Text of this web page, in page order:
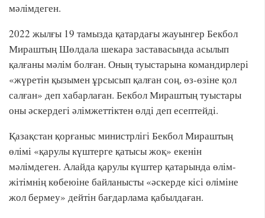
мәлімдеген.
2022 жылғы 19 тамызда қатардағы жауынгер Бекбол
Мираштың Шөлдала шекара заставасында асылып
қалғаны мәлім болған. Оның туыстарына командирлері
«жүретін қызымен ұрсысып қалған соң, өз-өзіне қол
салған» деп хабарлаған. Бекбол Мираштың туыстары
оны әскердегі әлімжеттіктен өлді деп есептейді.
Қазақстан қорғаныс министрлігі Бекбол Мираштың
өлімі «қарулы күштерге қатысы жоқ» екенін
мәлімдеген. Алайда қарулы күштер қатарында өлім-
жітімнің көбеюіне байланысты «әскерде кісі өліміне
жол бермеу» дейтін бағдарлама қабылдаған.